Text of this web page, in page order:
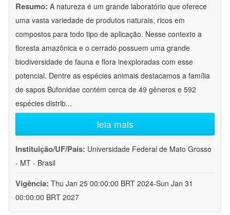
Resumo: A natureza é um grande laboratório que oferece
uma vasta variedade de produtos naturais, ricos em
compostos para todo tipo de aplicação. Nesse contexto a
floresta amazônica e o cerrado possuem uma grande
biodiversidade de fauna e flora inexploradas com esse
potencial. Dentre as espécies animais destacamos a família
de sapos Bufonidae contém cerca de 49 gêneros e 592
espécies distrib...
leia mais
Instituição/UF/País: Universidade Federal de Mato Grosso
- MT - Brasil
Vigência: Thu Jan 25 00:00:00 BRT 2024-Sun Jan 31
00:00:00 BRT 2027